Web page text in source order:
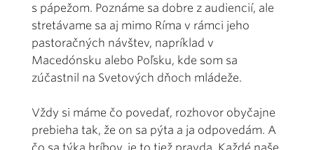
s pápežom. Poznáme sa dobre z audiencií, ale
stretávame sa aj mimo Ríma v rámci jeho
pastoračných návštev, napríklad v
Macedónsku alebo Poľsku, kde som sa
zúčastnil na Svetových dňoch mládeže.
Vždy si máme čo povedať, rozhovor obyčajne
prebieha tak, že on sa pýta a ja odpovedám. A